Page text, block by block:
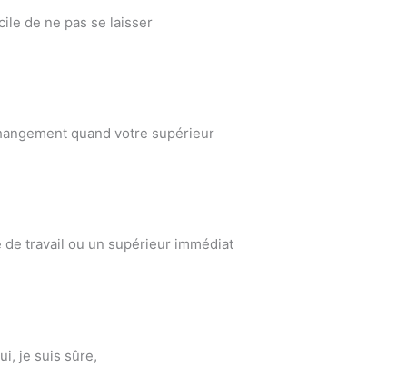
de ne pas se laisser
quand votre supérieur
travail ou un supérieur immédiat
je suis sûre,